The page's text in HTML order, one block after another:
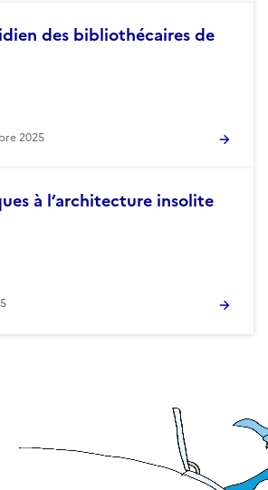
des bibliothécaires de
2025
à l’architecture insolite